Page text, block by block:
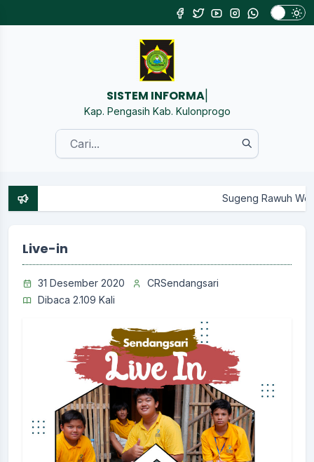
SISTEM INFORMASI KALURAH
Kap. Pengasih Kab. Kulonprogo
Sugeng Rawuh Wonten Website
Live-in
31 Desember 2020
CRSendangsari
Dibaca 2.109 Kali